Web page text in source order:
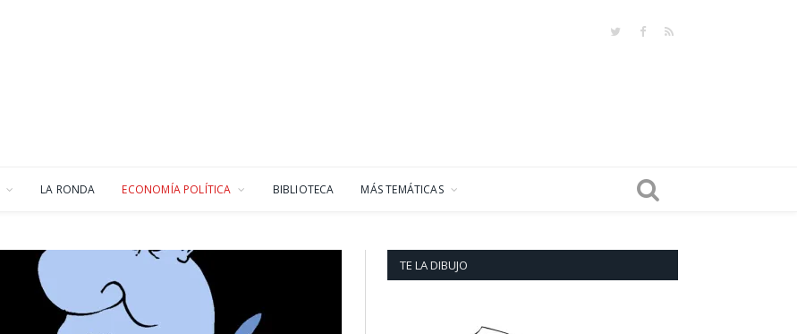
TwitterFacebook
RSS
LA RONDA ECONOMÍA POLÍTICA BIBLIOTECA MÁS TEMÁTICAS
TE LA DIBUJO